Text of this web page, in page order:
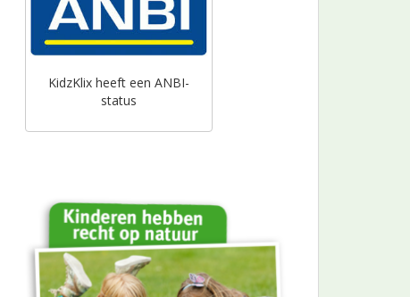
KidzKlix heeft een ANBI-
status